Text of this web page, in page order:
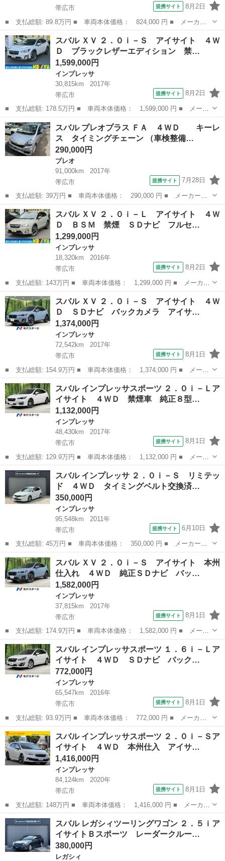
帯広市
提携サイト 8月2日
■ 支払総額: 89.8万円 ■ 車両本体価格： 824,000 円 ■ メーカー
名： スバル ■ 車種名： レヴォーグ ■ グレード名： １．６Ｇ
Ｔアイサイト ４ＷＤ アイサイトＶｅｒ３ リアビークルディテク
ション 全車...
北海道 帯広市
スバル ＸＶ ２．０ｉ－Ｓ アイサイト ４Ｗ
Ｄ ブラックレザーエディション 禁…
1,599,000円
インプレッサ
30,815km
2017年
帯広市
提携サイト 8月2日
■ 支払総額: 178.5万円 ■ 車両本体価格： 1,599,000 円 ■ メーカ
ー名： スバル ■ 車種名： ＸＶ ■ グレード名： ２．０ｉ－
Ｓ アイサイト ４ＷＤ ブラックレザーエディション 禁煙 ８イ
ンチＳＤナ...
北海道 帯広市 インプレッサ
スバル プレオプラス ＦＡ ４ＷＤ キーレ
ス タイミングチェーン （車検整備…
290,000円
プレオ
91,000km
2017年
帯広市
提携サイト 7月28日
■ 支払総額: 39万円 ■ 車両本体価格： 290,000 円 ■ メーカー
名： スバル ■ 車種名： プレオプラス ■ グレード名： ＦＡ
４ＷＤ キーレス タイミングチェーン ■ 排気量： 660cc ■ ド
ア枚数...
北海道 帯広市 プレオ
スバル ＸＶ ２．０ｉ－Ｌ アイサイト ４Ｗ
Ｄ ＢＳＭ 禁煙 ＳＤナビ フルセ…
1,299,000円
インプレッサ
18,320km
2016年
帯広市
提携サイト 8月2日
■ 支払総額: 143万円 ■ 車両本体価格： 1,299,000 円 ■ メーカー
名： スバル ■ 車種名： ＸＶ ■ グレード名： ２．０ｉ－Ｌ
アイサイト ４ＷＤ ＢＳＭ 禁煙 ＳＤナビ フルセグＴＶ ＢＬ
ｕｅｔｏｏ...
北海道 帯広市
スバル ＸＶ ２．０ｉ－Ｓ アイサイト ４Ｗ
Ｄ ＳＤナビ バックカメラ アイサ…
1,374,000円
インプレッサ
72,542km
2017年
帯広市
提携サイト 8月1日
■ 支払総額: 154.9万円 ■ 車両本体価格： 1,374,000 円 ■ メーカ
ー名： スバル ■ 車種名： ＸＶ ■ グレード名： ２．０ｉ－
Ｓ アイサイト ４ＷＤ ＳＤナビ バックカメラ アイサイトＶｅ
ｒ３ レー...
北海道 帯広市 インプレッサ
スバル インプレッサスポーツ ２．０ｉ－Ｌア
イサイト ４ＷＤ 禁煙車 純正８型…
1,132,000円
インプレッサ
48,430km
2017年
帯広市
提携サイト 8月1日
■ 支払総額: 129.9万円 ■ 車両本体価格： 1,132,000 円 ■ メーカ
ー名： スバル ■ 車種名： インプレッサスポーツ ■ グレード
名： ２．０ｉ－Ｌアイサイト ４ＷＤ 禁煙車 純正８型ナビ バ
ックカメラ...
北海道 帯広市 インプレッサ
スバル インプレッサ ２．０ｉ－Ｓ リミテッ
ド ４ＷＤ タイミングベルト交換済…
350,000円
インプレッサ
95,548km
2011年
帯広市
提携サイト 6月10日
■ 支払総額: 45万円 ■ 車両本体価格： 350,000 円 ■ メーカー
名： スバル ■ 車種名： インプレッサ ■ グレード名： ２．０
ｉ－Ｓ リミテッド ４ＷＤ タイミングベルト交換済み ＨＤＤナ
ビ 地デジＴＶ ...
北海道 帯広市
スバル ＸＶ ２．０ｉ－Ｓ アイサイト 本州
仕入れ ４ＷＤ 純正ＳＤナビ バッ…
1,582,000円
インプレッサ
37,815km
2017年
帯広市
提携サイト 8月1日
■ 支払総額: 174.9万円 ■ 車両本体価格： 1,582,000 円 ■ メーカ
ー名： スバル ■ 車種名： ＸＶ ■ グレード名： ２．０ｉ－
Ｓ アイサイト 本州仕入れ ４ＷＤ 純正ＳＤナビ バックカメ
ラ アイサイ...
北海道 帯広市 インプレッサ
スバル インプレッサスポーツ １．６ｉ－Ｌア
イサイト ４ＷＤ ＳＤナビ バック…
772,000円
インプレッサ
65,547km
2016年
帯広市
提携サイト 8月1日
■ 支払総額: 93.9万円 ■ 車両本体価格： 772,000 円 ■ メーカー
名： スバル ■ 車種名： インプレッサスポーツ ■ グレード
名： １．６ｉ－Ｌアイサイト ４ＷＤ ＳＤナビ バック・サイド
カメラ アイサイ...
北海道 帯広市 インプレッサ
スバル インプレッサスポーツ ２．０ｉ－Ｓア
イサイト ４ＷＤ 本州仕入 アイサ…
1,416,000円
インプレッサ
84,124km
2020年
帯広市
提携サイト 8月1日
■ 支払総額: 148万円 ■ 車両本体価格： 1,416,000 円 ■ メーカー
名： スバル ■ 車種名： インプレッサスポーツ ■ グレード
名： ２．０ｉ－Ｓアイサイト ４ＷＤ 本州仕入 アイサイトコア
テクノロジー ...
北海道 帯広市 インプレッサ
スバル レガシィツーリングワゴン ２．５ｉア
イサイトＢスポーツ レーダークルー…
380,000円
レガシィ